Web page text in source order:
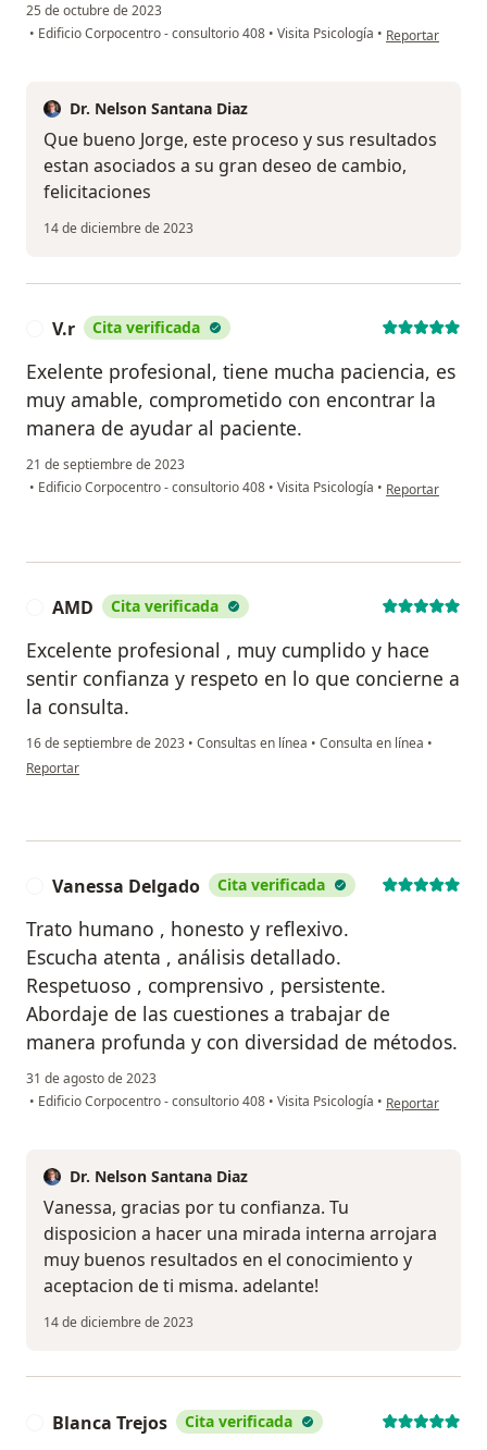
25 de octubre de 2023
• Edificio Corpocentro - consultorio 408 • Visita Psicología • en opinión del
Reportar
Dr. Nelson Santana Diaz
Que bueno Jorge, este proceso y sus resultados
estan asociados a su gran deseo de cambio,
felicitaciones
14 de diciembre de 2023
V.r Cita verificada
Exelente profesional, tiene mucha paciencia, es
muy amable, comprometido con encontrar la
manera de ayudar al paciente.
21 de septiembre de 2023
• Edificio Corpocentro - consultorio 408 • Visita Psicología • en opinión del
Reportar
AMD Cita verificada
Excelente profesional , muy cumplido y hace
sentir confianza y respeto en lo que concierne a
la consulta.
16 de septiembre de 2023 • Consultas en línea • Consulta en línea •
en opinión del usuario AMD
Reportar
Vanessa Delgado Cita verificada
Trato humano , honesto y reflexivo.
Escucha atenta , análisis detallado.
Respetuoso , comprensivo , persistente.
Abordaje de las cuestiones a trabajar de
manera profunda y con diversidad de métodos.
31 de agosto de 2023
• Edificio Corpocentro - consultorio 408 • Visita Psicología • en opinión del
Reportar
Dr. Nelson Santana Diaz
Vanessa, gracias por tu confianza. Tu
disposicion a hacer una mirada interna arrojara
muy buenos resultados en el conocimiento y
aceptacion de ti misma. adelante!
14 de diciembre de 2023
Blanca Trejos Cita verificada